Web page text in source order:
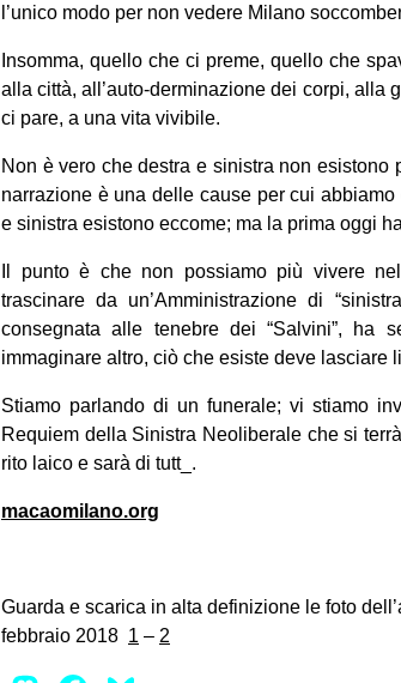
l’unico modo per non vedere Milano
Insomma, quello che ci preme, quello che
alla città, all’auto-derminazione dei corpi,
ci pare, a una vita vivibile.
Non è vero che destra e sinistra non
narrazione è una delle cause per cui
e sinistra esistono eccome; ma la prima oggi
Il punto è che non possiamo più vivere
trascinare da un’Amministrazione di
consegnata alle tenebre dei “Salvini”, ha
immaginare altro, ciò che esiste deve lasciare
Stiamo parlando di un funerale; vi stiamo
Requiem della Sinistra Neoliberale che si
rito laico e sarà di tutt_.
macaomilano.org
Guarda e scarica in alta definizione le foto
febbraio 2018 1 – 2